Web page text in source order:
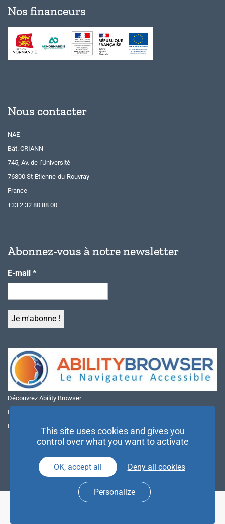
Nos financeurs
Nous contacter
NAE
Bât. CRIANN
745, Av. de l’Université
76800 St-Etienne-du-Rouvray
France
+33 2 32 80 88 00
Abonnez-vous à notre newsletter
E-mail *
Découvrez Ability Browser
Installer Ability Browser sur Windows
Installer Ability Browser sur Mac
This site uses cookies and gives you
control over what you want to activate
OK, accept all Deny all cookies
Personalize